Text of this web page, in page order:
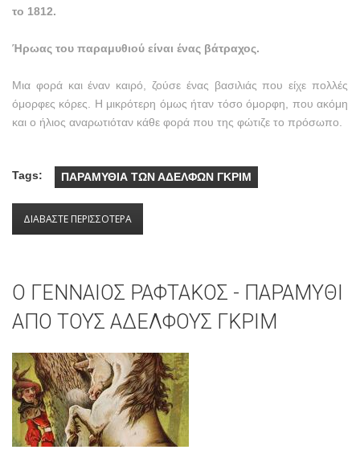
το 1812.
Ήρωας του παραμυθιού είναι ένας βάτραχος.
Μια φορά και έναν καιρό, ζούσε ένας βασιλιάς που είχε πολλές
όμορφες κόρες. Η μικρότερη όμως ήταν τόσο όμορφη, που ακόμη
και ο ήλιος αναρωτιόταν κάθε φορά που της φώτιζε το πρόσωπο.
Tags: ΠΑΡΑΜΥΘΙΑ ΤΩΝ ΑΔΕΛΦΩΝ ΓΚΡΙΜ
ΔΙΑΒΑΣΤΕ ΠΕΡΙΣΣΟΤΕΡΑ
Ο ΓΕΝΝΑΙΟΣ ΡΑΦΤΑΚΟΣ - ΠΑΡΑΜΥΘΙ
ΑΠΟ ΤΟΥΣ ΑΔΕΛΦΟΥΣ ΓΚΡΙΜ